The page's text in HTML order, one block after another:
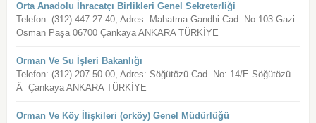
Orta Anadolu İhracatçı Birlikleri Genel Sekreterliği
Telefon: (312) 447 27 40, Adres: Mahatma Gandhi Cad. No:103 Gazi
Osman Paşa 06700 Çankaya ANKARA TÜRKİYE
Orman Ve Su İşleri Bakanlığı
Telefon: (312) 207 50 00, Adres: Söğütözü Cad. No: 14/E Söğütözü
Â Çankaya ANKARA TÜRKİYE
Orman Ve Köy İlişkileri (orköy) Genel Müdürlüğü